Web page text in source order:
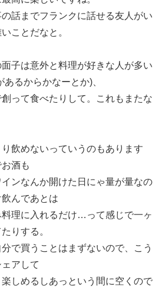
話までフランクに話せる友人がい
ことだなと。
子は意外と料理が好きな人が多い
るからかなーとか)、
って食べたりして。これもまたな
飲めないっていうのもあります
酒も
ンなんか開けた日にゃ量が量なの
んであとは
理に入れるだけ…って感じで一ヶ
りする。
で買うことはまずないので、こう
アして
しめるしあっという間に空くので